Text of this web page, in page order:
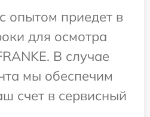
опытом приедет в
для осмотра
В случае
мы обеспечим
счет в сервисный